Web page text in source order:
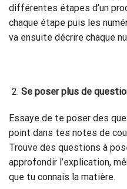
différentes étapes d’un
chaque étape puis les
va ensuite décrire chaque
Se poser plus de
Essaye de te poser des
point dans tes notes de
Trouve des questions à
approfondir l’explication,
que tu connais la matière.